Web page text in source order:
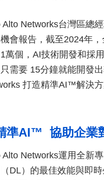
Alto Networks台灣區總
會報告，截至2024年
萬個，AI技術開發和採
需要 15分鐘就能開發
打造精準AI™解決
準AI™ 協助企業
Alto Networks運用全新
DL）的最佳效能與即